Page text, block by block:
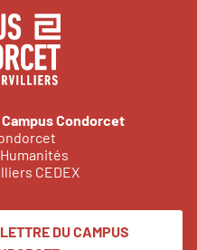
Condorcet
CEDEX
DU CAMPUS